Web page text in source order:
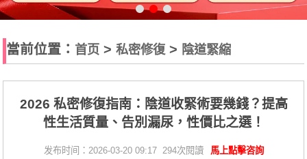
當前位置： 首页 >私密修復 > 陰道緊縮
2026 私密修復指南：陰道收緊術要幾錢？提高
性生活質量、告別漏尿，性價比之選！
发布时间：2026-03-20 09:17 294次閱讀 馬上點擊咨詢